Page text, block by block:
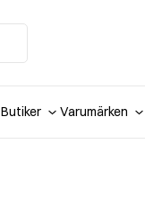
Butiker Varumärken